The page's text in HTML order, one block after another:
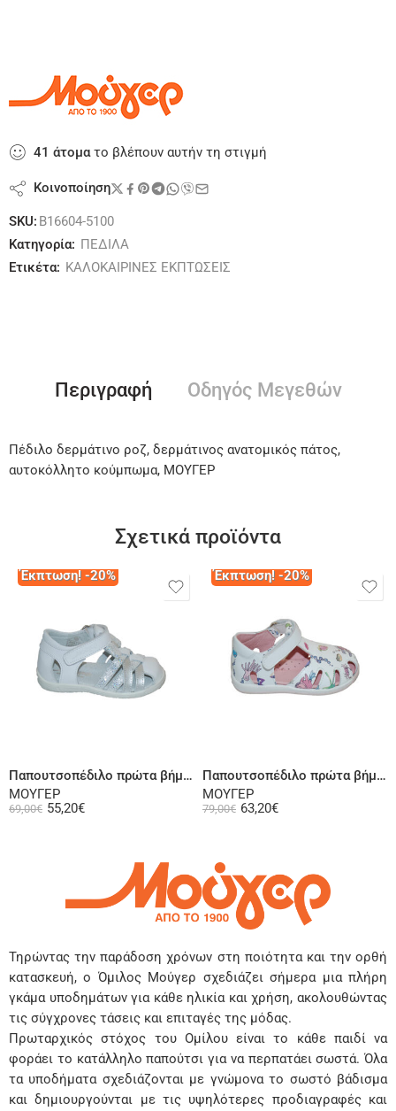
41 άτοματο βλέπουν αυτήν τη στιγμή
Κοινοποίηση
SKU: B16604-5100
Κατηγορία: ΠΕΔΙΛΑ
Ετικέτα: ΚΑΛΟΚΑΙΡΙΝΕΣ ΕΚΠΤΩΣΕΙΣ
Περιγραφή Οδηγός Μεγεθών
Πέδιλο δερμάτινο ροζ, δερμάτινος ανατομικός πάτος,
αυτοκόλλητο κούμπωμα, ΜΟΥΓΕΡ
Σχετικά προϊόντα
Έκπτωση! -20%
Παπουτσοπέδιλο πρώτα βήματα ψηλή φτέρνα δερμάτινο λευκό ασημί
ΜΟΥΓΕΡ
69,00€ 55,20€
Έκπτωση! -20%
Παπουτσοπέδιλο πρώτα βήματα ψηλή φτέρνα δερμάτινο λευκό
ΜΟΥΓΕΡ
79,00€ 63,20€
Τηρώντας την παράδοση χρόνων στη ποιότητα και την ορθή
κατασκευή, ο Όμιλος Μούγερ σχεδιάζει σήμερα μια πλήρη
γκάμα υποδημάτων για κάθε ηλικία και χρήση, ακολουθώντας
τις σύγχρονες τάσεις και επιταγές της μόδας.
Πρωταρχικός στόχος του Ομίλου είναι το κάθε παιδί να
φοράει το κατάλληλο παπούτσι για να περπατάει σωστά. Όλα
τα υποδήματα σχεδιάζονται με γνώμονα το σωστό βάδισμα
και δημιουργούνται με τις υψηλότερες προδιαγραφές και